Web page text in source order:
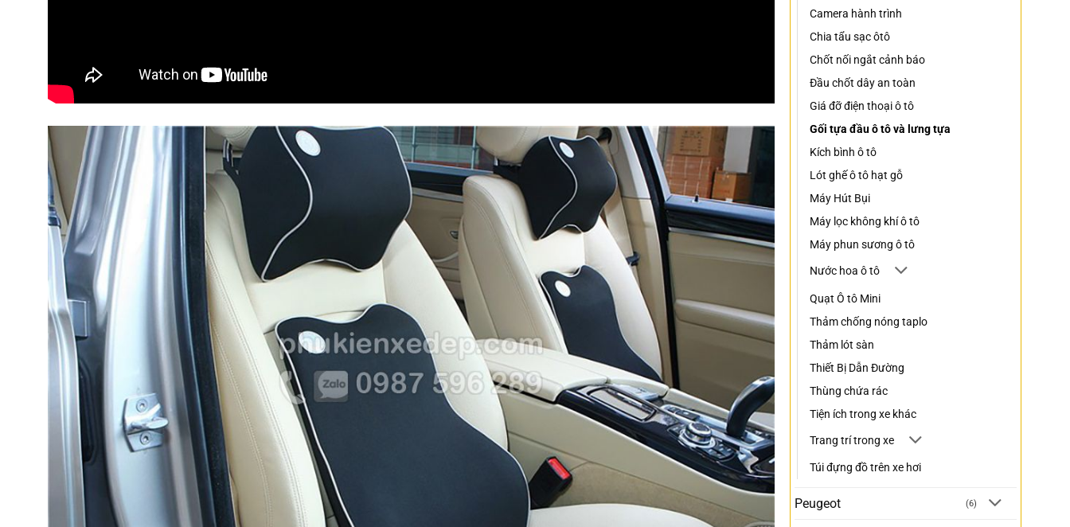
Camera hành trình
Chia tẩu sạc ôtô
Chốt nối ngắt cảnh báo
Đầu chốt dây an toàn
Giá đỡ điện thoại ô tô
Gối tựa đầu ô tô và lưng tựa
Kích bình ô tô
Lót ghế ô tô hạt gỗ
Máy Hút Bụi
Máy lọc không khí ô tô
Máy phun sương ô tô
Nước hoa ô tô
Quạt Ô tô Mini
Thảm chống nóng taplo
Thảm lót sàn
Thiết Bị Dẫn Đường
Thùng chứa rác
Tiện ích trong xe khác
Trang trí trong xe
Túi đựng đồ trên xe hơi
Peugeot (6)